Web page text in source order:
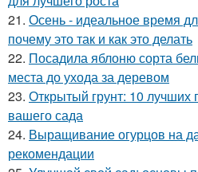
21. Осень - идеальное время
почему это так и как это делать
22. Посадила яблоню сорта
места до ухода за деревом
23. Открытый грунт: 10 лучших
вашего сада
24. Выращивание огурцов на
рекомендации